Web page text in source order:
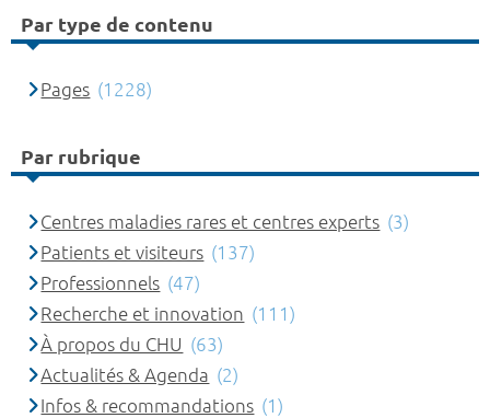
Par type de contenu
Pages (1228)
Par rubrique
Centres maladies rares et centres experts (3)
Patients et visiteurs (137)
Professionnels (47)
Recherche et innovation (111)
À propos du CHU (63)
Actualités & Agenda (2)
Infos & recommandations (1)